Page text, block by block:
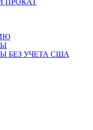
ПРОКАТ
БЕЗ УЧЕТА США